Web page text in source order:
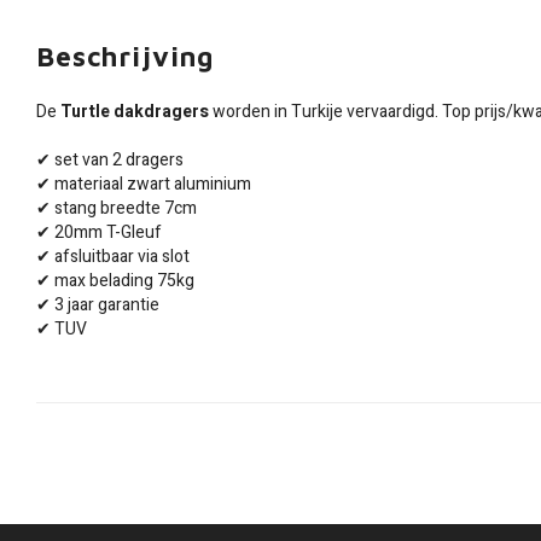
Beschrijving
De Turtle dakdragersworden in Turkije vervaardigd. Top prijs/
✔ set van 2 dragers
✔ materiaal zwart aluminium
✔ stang breedte 7cm
✔ 20mm T-Gleuf
✔ afsluitbaar via slot
✔ max belading 75kg
✔ 3 jaar garantie
✔ TUV